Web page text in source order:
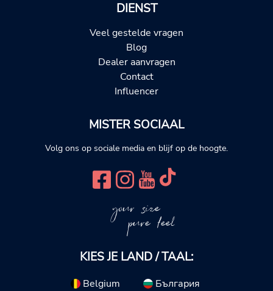
DIENST
Veel gestelde vragen
Blog
Dealer aanvragen
Contact
Influencer
MISTER SOCIAAL
Volg ons op sociale media en blijf op de hoogte.
your size
pure feel
KIES JE LAND / TAAL:
Belgium
България